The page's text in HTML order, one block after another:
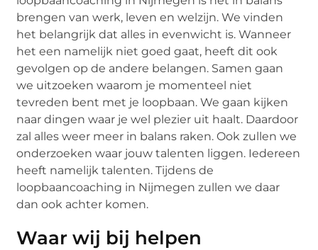
brengen van werk, leven en welzijn. We vinden
het belangrijk dat alles in evenwicht is. Wanneer
het een namelijk niet goed gaat, heeft dit ook
gevolgen op de andere belangen. Samen gaan
we uitzoeken waarom je momenteel niet
tevreden bent met je loopbaan. We gaan kijken
naar dingen waar je wel plezier uit haalt. Daardoor
zal alles weer meer in balans raken. Ook zullen we
onderzoeken waar jouw talenten liggen. Iedereen
heeft namelijk talenten. Tijdens de
loopbaancoaching in Nijmegen zullen we daar
dan ook achter komen.
Waar wij bij helpen